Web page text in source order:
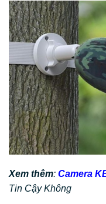
Xem thêm: Camera
Tin Cậy Không